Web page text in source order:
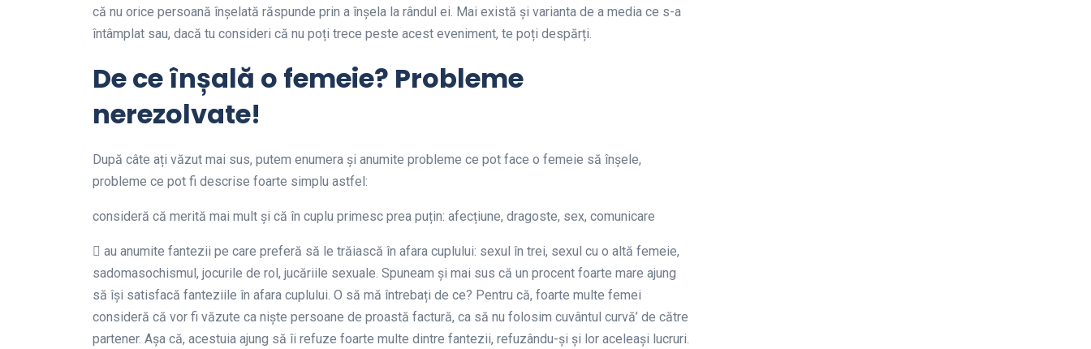
că nu orice persoană înșelată răspunde prin a înșela la rândul ei. Mai există și varianta de a media ce s-a
întâmplat sau, dacă tu consideri că nu poți trece peste acest eveniment, te poți despărți.
De ce înșală o femeie? Probleme
nerezolvate!
După câte ați văzut mai sus, putem enumera și anumite probleme ce pot face o femeie să înșele,
probleme ce pot fi descrise foarte simplu astfel:
consideră că merită mai mult și că în cuplu primesc prea puțin: afecțiune, dragoste, sex, comunicare
 au anumite fantezii pe care preferă să le trăiască în afara cuplului: sexul în trei, sexul cu o altă femeie,
sadomasochismul, jocurile de rol, jucăriile sexuale. Spuneam și mai sus că un procent foarte mare ajung
să își satisfacă fanteziile în afara cuplului. O să mă întrebați de ce? Pentru că, foarte multe femei
consideră că vor fi văzute ca niște persoane de proastă factură, ca să nu folosim cuvântul curvă’ de către
partener. Așa că, acestuia ajung să îi refuze foarte multe dintre fantezii, refuzându-și și lor aceleași lucruri.